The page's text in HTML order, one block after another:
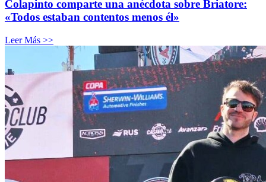
Colapinto comparte una anécdota sobre Briatore:
«Todos estaban contentos menos él»
Leer Más >>